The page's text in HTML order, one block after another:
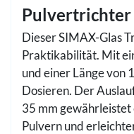
Pulvertrichter
Dieser SIMAX-Glas
Praktikabilität. Mit
und einer Länge von
Dosieren. Der
35 mm
Pulvern und